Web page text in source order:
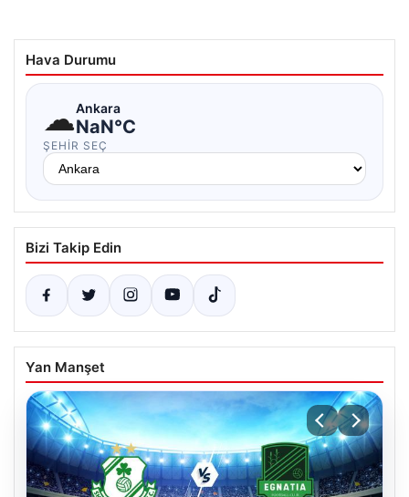
Hava Durumu
☁Ankara
NaN°C
ŞEHIR SEÇ
Bizi Takip Edin
Yan Manşet